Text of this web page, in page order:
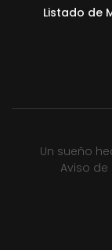
Listado de
Un sueño
Aviso de